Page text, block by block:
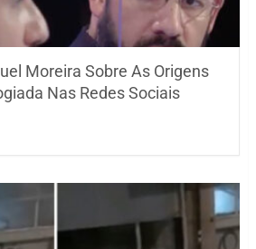
Moreira Sobre As Origens
Nas Redes Sociais